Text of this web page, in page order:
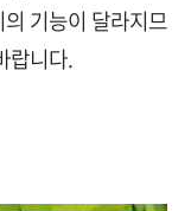
기능이 달라지므
랍니다.